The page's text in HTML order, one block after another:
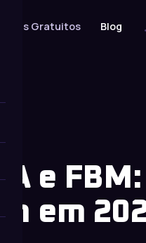
Gratuitos Blog
e
em